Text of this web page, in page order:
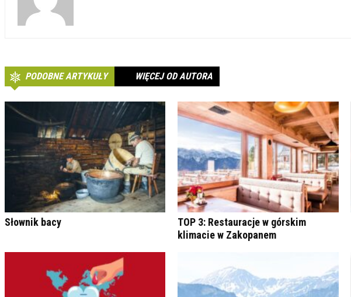
PODOBNE ARTYKUŁY WIĘCEJ OD AUTORA
Słownik bacy
TOP 3: Restauracje w górskim
klimacie w Zakopanem